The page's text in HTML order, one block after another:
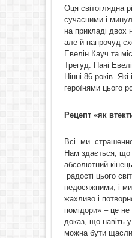
Оця світоглядна
сучасними і
на прикладі двох
але й напрочуд
Евелін Кауч та
Трегуд. Пані
Нінні 86 років.
героїнями цього
Рецепт «як
Всі ми страшенно
Нам здається, що
абсолютний
радості цього
недосяжними, і
жахливо і
помідори» – це не
доказ, що навіть
можна бути